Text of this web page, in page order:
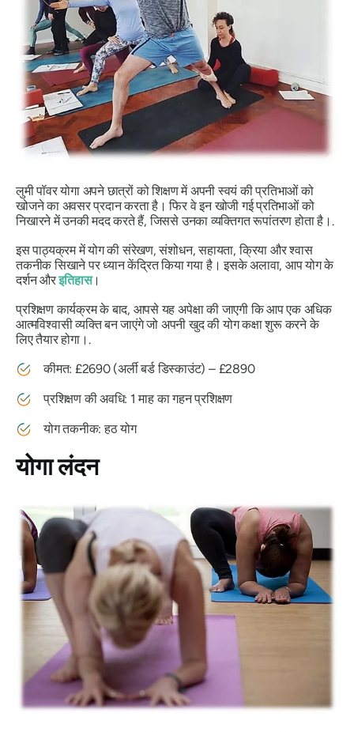
लुमी पॉवर योगा अपने छात्रों को शिक्षण में अपनी स्वयं की प्रतिभाओं को
खोजने का अवसर प्रदान करता है। फिर वे इन खोजी गई प्रतिभाओं को
निखारने में उनकी मदद करते हैं, जिससे उनका व्यक्तिगत रूपांतरण होता है।.
इस पाठ्यक्रम में योग की संरेखण, संशोधन, सहायता, क्रिया और श्वास
तकनीक सिखाने पर ध्यान केंद्रित किया गया है। इसके अलावा, आप योग के
दर्शन औरइतिहास।
प्रशिक्षण कार्यक्रम के बाद, आपसे यह अपेक्षा की जाएगी कि आप एक अधिक
आत्मविश्वासी व्यक्ति बन जाएंगे जो अपनी खुद की योग कक्षा शुरू करने के
लिए तैयार होगा।.
कीमत: £2690 (अर्ली बर्ड डिस्काउंट) – £2890
प्रशिक्षण की अवधि: 1 माह का गहन प्रशिक्षण
योग तकनीक: हठ योग
योगा लंदन